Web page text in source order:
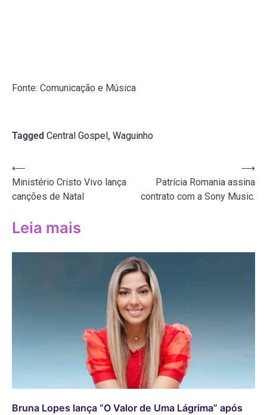
Fonte: Comunicação e Música
Tagged Central Gospel, Waguinho
Navegação
de
Post
⟵
Ministério Cristo Vivo lança
canções de Natal
Patrícia Romania assina
contrato com a Sony Music.
⟶
Leia mais
Bruna Lopes lança “O Valor de Uma Lágrima” após